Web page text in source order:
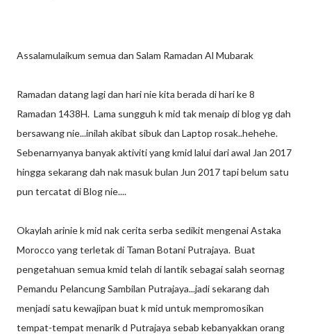
Assalamulaikum semua dan Salam Ramadan Al Mubarak
Ramadan datang lagi dan hari nie kita berada di hari ke 8
Ramadan 1438H. Lama sungguh k mid tak menaip di blog yg dah
bersawang nie...inilah akibat sibuk dan Laptop rosak..hehehe.
Sebenarnyanya banyak aktiviti yang kmid lalui dari awal Jan 2017
hingga sekarang dah nak masuk bulan Jun 2017 tapi belum satu
pun tercatat di Blog nie....
Okaylah arinie k mid nak cerita serba sedikit mengenai Astaka
Morocco yang terletak di Taman Botani Putrajaya. Buat
pengetahuan semua kmid telah di lantik sebagai salah seornag
Pemandu Pelancung Sambilan Putrajaya...jadi sekarang dah
menjadi satu kewajipan buat k mid untuk mempromosikan
tempat-tempat menarik d Putrajaya sebab kebanyakkan orang